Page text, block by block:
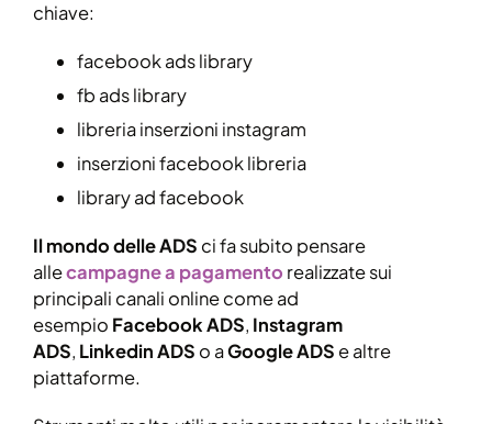
chiave:
facebook ads library
fb ads library
libreria inserzioni instagram
inserzioni facebook libreria
library ad facebook
Il mondo delle ADS ci fa subito pensare
allecampagne a pagamento realizzate sui
principali canali online come ad
esempio Facebook ADS, Instagram
ADS, Linkedin ADS o aGoogle ADS e altre
piattaforme.